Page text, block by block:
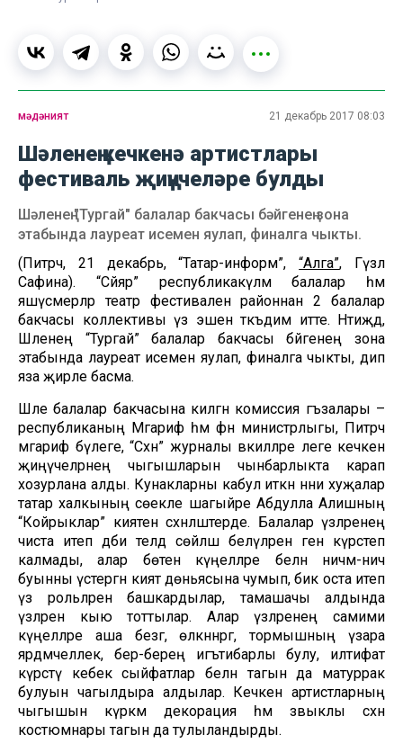
мәдәният 21 декабрь 2017 08:03
Шәленең кечкенә артистлары
фестиваль җиңүчеләре булды
Шәленең "Тургай" балалар бакчасы бәйгенең зона
этабында лауреат исемен яулап, финалга чыкты.
(Питрәч, 21 декабрь, “Татар-информ”,“Алга”, Гүзәл
Сафина). “Сәйяр” республикакүләм балалар һәм
яшүсмерләр театр фестиваленә районнан 2 балалар
бакчасы коллективы үз эшен тәкъдим итте. Нәтиҗәдә,
Шәленең “Тургай” балалар бакчасы бәйгенең зона
этабында лауреат исемен яулап, финалга чыкты, дип
яза җирле басма.
Шәле балалар бакчасына килгән комиссия әгъзалары –
республиканың Мәгариф һәм фән министрлыгы, Питрәч
мәгариф бүлеге, “Сәхнә” журналы вәкилләре әлеге кечкенә
җиңүчеләрнең чыгышларын чынбарлыкта карап
хозурлана алды. Кунакларны кабул иткән нәни хуҗалар
татар халкының сөекле шагыйре Абдулла Алишның
“Койрыклар” әкиятен сәхнәләштерде. Балалар үзләренең
чиста итеп әдәби телдә сөйләшә белүләрен генә күрсәтеп
калмады, алар бөтен күңелләре белән ничәмә-ничә
буынны үстергән әкият дөньясына чумып, бик оста итеп
үз рольләрен башкардылар, тамашачы алдында
үзләрен кыю тоттылар. Алар үзләренең самими
күңелләре аша безгә, өлкәннәргә, тормышның үзара
ярдәмчеллек, бер-береңә игътибарлы булу, илтифат
күрсәтү кебек сыйфатлар белән тагын да матуррак
булуын чагылдыра алдылар. Кечкенә артистларның
чыгышын күркәм декорация һәм зәвыклы сәхнә
костюмнары тагын да тулыландырды.